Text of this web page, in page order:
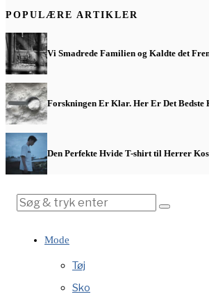
POPULÆRE ARTIKLER
Vi Smadrede Familien og Kaldte det
Forskningen Er Klar. Her Er Det Bedste
Den Perfekte Hvide T-shirt til Herrer
Mode
Tøj
Sko